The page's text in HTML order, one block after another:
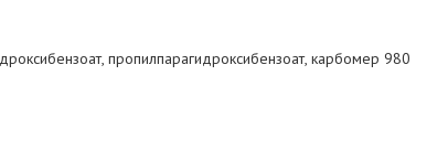
пропилпарагидроксибензоат, карбомер 980